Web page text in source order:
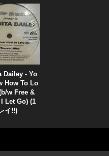
Dailey - Yo
How To Lo
w Free &
Let Go) (1
イ!!)